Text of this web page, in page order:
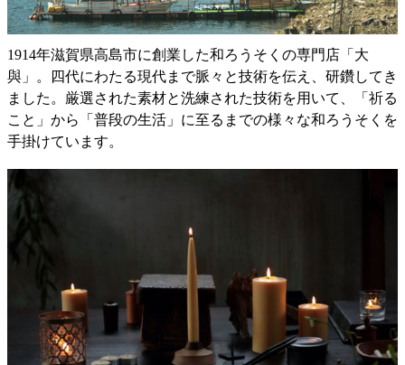
1914年滋賀県高島市に創業した和ろうそくの専門店「大
與」。四代にわたる現代まで脈々と技術を伝え、研鑽してき
ました。厳選された素材と洗練された技術を用いて、「祈る
こと」から「普段の生活」に至るまでの様々な和ろうそくを
手掛けています。